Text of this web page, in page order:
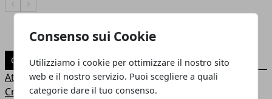
Consenso sui Cookie
Utilizziamo i cookie per ottimizzare il nostro sito
web e il nostro servizio. Puoi scegliere a quali
categorie dare il tuo consenso.
Articolo Precedente
Articolo Successivo
CATEGORIE
Attualità
Cronaca